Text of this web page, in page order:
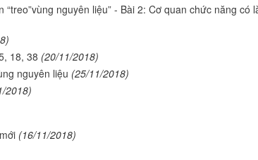
nguyên liệu” - Bài 2: Cơ quan chức năng có
18, 38 (20/11/2018)
nguyên liệu (25/11/2018)
2018)
(16/11/2018)